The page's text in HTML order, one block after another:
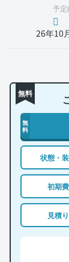
予定
26年10
無料
無
料
状態・
初期
見積